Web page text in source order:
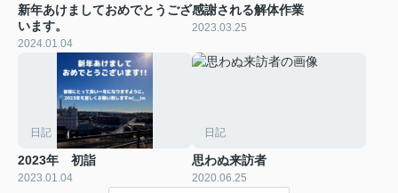
新年あけましておめでとうござ
います。
2024.01.04
感謝される解体作業
2023.03.25
日記
2023年 初詣
2023.01.04
日記
思わぬ来訪者
2020.06.25